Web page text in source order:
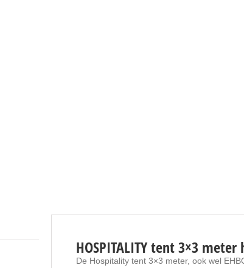
HOSPITALITY tent 3×3
De Hospitality tent 3×3 meter, ook wel